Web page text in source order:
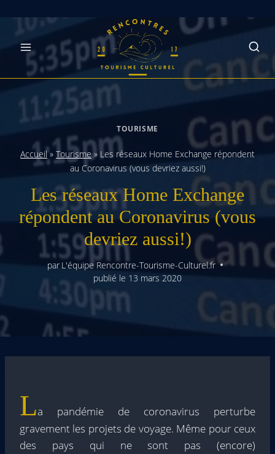
content
TOURISME
Accueil» Tourisme» Les réseaux Home Exchange répondent
au Coronavirus (vous devriez aussi!)
Les réseaux Home Exchange
répondent au Coronavirus (vous
devriez aussi!)
par L'équipe Rencontre-Tourisme-Culturel.fr
publié le 13 mars 2020
La pandémie de coronavirus perturbe
gravement les projets de voyage. Même pour ceux
des pays qui ne sont pas (encore)